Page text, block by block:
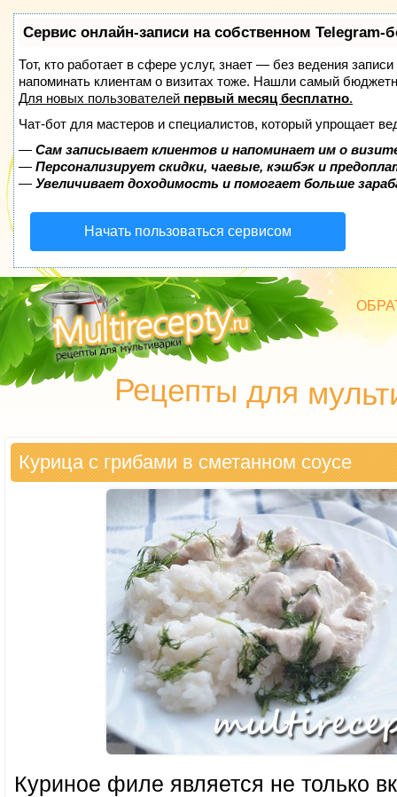
Сервис онлайн-записи на собственном Telegram-
Тот, кто работает в сфере услуг, знает — без ведения
напоминать клиентам о визитах тоже. Нашли самый
Для новых пользователей первый месяц бесплатно.
Чат-бот для мастеров и специалистов, который упрощает
— Сам записывает клиентов и напоминает им о
— Персонализирует скидки, чаевые, кэшбэк и
— Увеличивает доходимость и помогает больше
Начать пользоваться сервисом
Рецепты для
Курица с грибами в сметанном соусе
Куриное филе является не только